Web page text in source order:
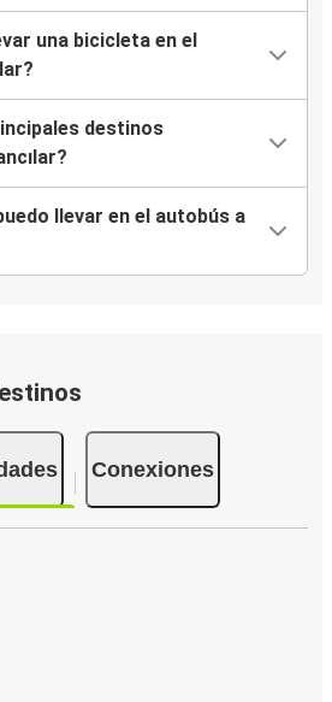
una bicicleta en el
destinos
llevar en el autobús a
Conexiones